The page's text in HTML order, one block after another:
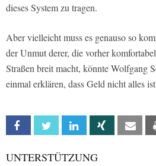
dieses System zu tragen.
Aber vielleicht muss es genauso so
der Unmut derer, die vorher
Straßen breit macht, könnte Wolfgang
einmal erklären, dass Geld nicht alles
Facebook Twitter Linkedin Xing
UNTERSTÜTZUNG